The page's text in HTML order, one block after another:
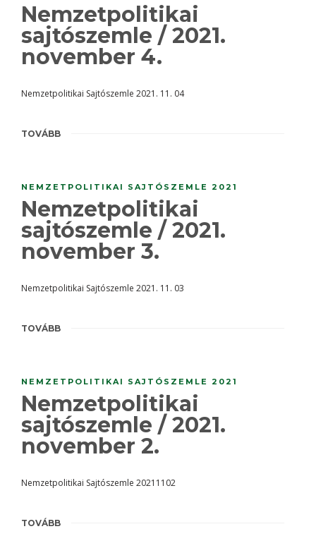
Nemzetpolitikai
sajtószemle / 2021.
november 4.
Nemzetpolitikai Sajtószemle 2021. 11. 04
TOVÁBB
NEMZETPOLITIKAI SAJTÓSZEMLE 2021
Nemzetpolitikai
sajtószemle / 2021.
november 3.
Nemzetpolitikai Sajtószemle 2021. 11. 03
TOVÁBB
NEMZETPOLITIKAI SAJTÓSZEMLE 2021
Nemzetpolitikai
sajtószemle / 2021.
november 2.
Nemzetpolitikai Sajtószemle 20211102
TOVÁBB